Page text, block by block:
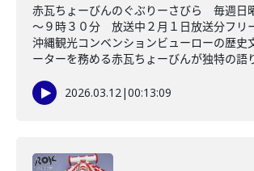
赤瓦ちょーびんのぐぶりーさびら 毎週
～９時３０分 放送中２月１日放送分フリ
沖縄観光コンベンションビューローの歴史
ーターを務める赤瓦ちょーびんが独特の語
2026.03.12|00:13:09